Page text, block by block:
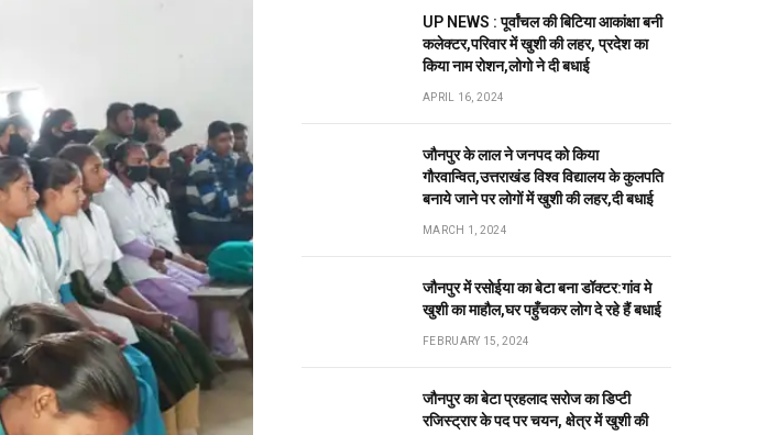
UP NEWS : पूर्वांचल की बिटिया आकांक्षा बनी
कलेक्टर,परिवार में खुशी की लहर, प्रदेश का
किया नाम रोशन,लोगो ने दी बधाई
APRIL 16, 2024
जौनपुर के लाल ने जनपद को किया
गौरवान्वित,उत्तराखंड विश्व विद्यालय के कुलपति
बनाये जाने पर लोगों में खुशी की लहर,दी बधाई
MARCH 1, 2024
जौनपुर में रसोईया का बेटा बना डॉक्टर:गांव मे
खुशी का माहौल,घर पहुँचकर लोग दे रहे हैं बधाई
FEBRUARY 15, 2024
जौनपुर का बेटा प्रहलाद सरोज का डिप्टी
रजिस्ट्रार के पद पर चयन, क्षेत्र में खुशी की